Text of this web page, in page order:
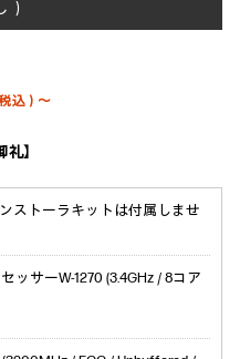
）
込）～
礼】
ストーラキットは付属しませ
ッサーW-1270 (3.4GHz / 8コア